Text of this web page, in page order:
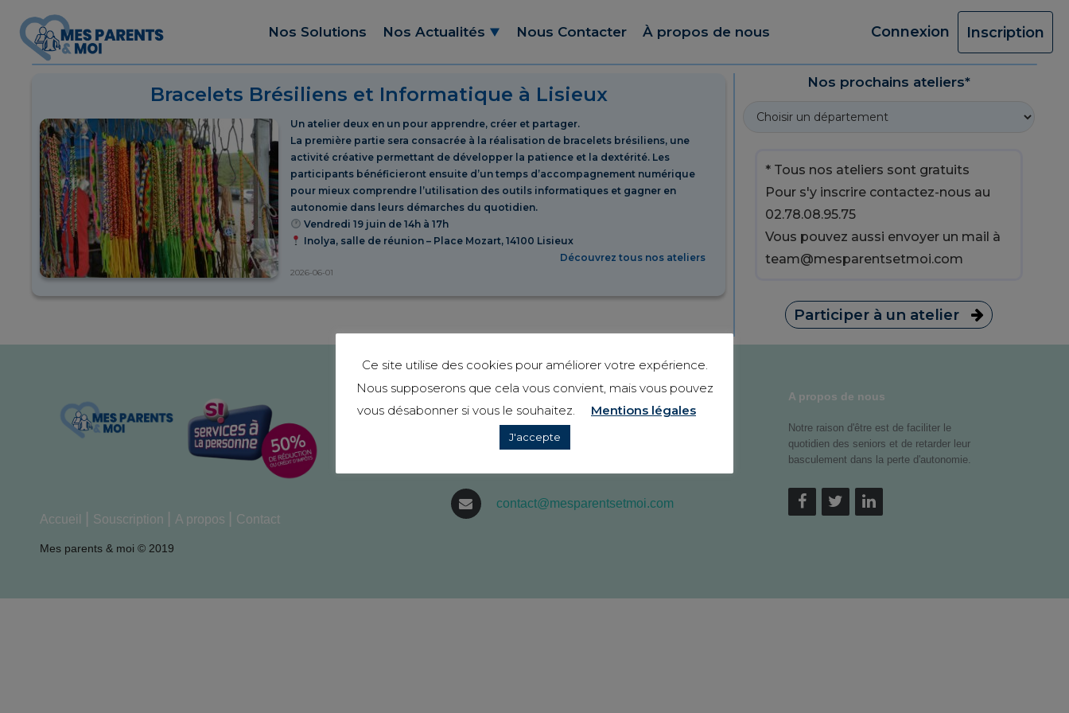
Nos Solutions Nos Actualités Nous Contacter À propos de nous Connexion Inscription
Bracelets Brésiliens et Informatique à Lisieux
Un atelier deux en un pour apprendre, créer et partager.
La première partie sera consacrée à la réalisation de bracelets brésiliens, une
activité créative permettant de développer la patience et la dextérité. Les
participants bénéficieront ensuite d’un temps d’accompagnement numérique
pour mieux comprendre l’utilisation des outils informatiques et gagner en
autonomie dans leurs démarches du quotidien.
Vendredi 19 juin de 14h à 17h
Inolya, salle de réunion – Place Mozart, 14100 Lisieux
Découvrez tous nos ateliers
2026-06-01
Nos prochains ateliers*
* Tous nos ateliers sont gratuits
Pour s'y inscrire contactez-nous au
02.78.08.95.75
Vous pouvez aussi envoyer un mail à
team@mesparentsetmoi.com
Participer à un atelier
Accueil Souscription A propos Contact
Mes parents & moi © 2019
149 Rue Charles Mouchel
76500, Elbeuf
contact@mesparentsetmoi.com
A propos de nous
Notre raison d'être est de faciliter le
quotidien des seniors et de retarder leur
basculement dans la perte d'autonomie.
Ce site utilise des cookies pour améliorer votre expérience.
Nous supposerons que cela vous convient, mais vous pouvez
vous désabonner si vous le souhaitez.
Mentions légales
J'accepte